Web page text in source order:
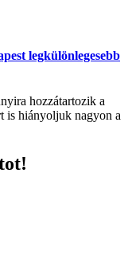
legkülönlegesebb
hozzátartozik a
is hiányoljuk nagyon a